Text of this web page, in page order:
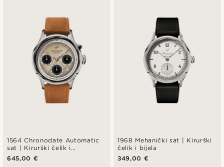
1564 Chronodate Automatic
sat | Kirurški čelik i
prljavobijela boja
645,00 €
1968 Mehanički sat | Kirurški
čelik i bijela
349,00 €